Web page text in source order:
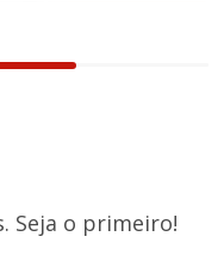
Seja o primeiro!